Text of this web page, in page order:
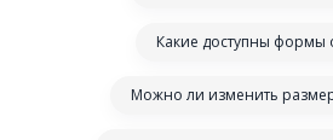
Какие доступны формы
Можно ли изменить